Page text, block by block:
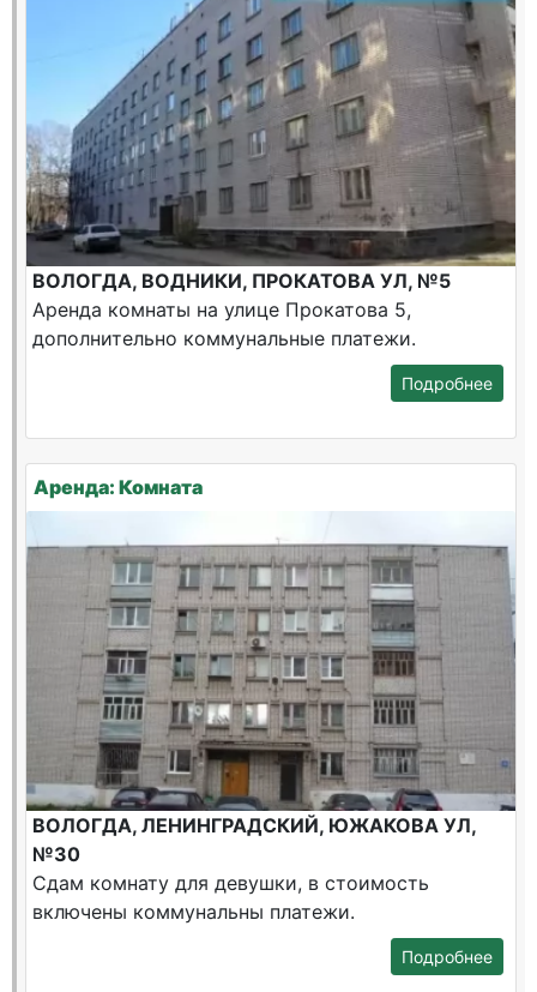
ВОЛОГДА, ВОДНИКИ, ПРОКАТОВА УЛ, №5
Аренда комнаты на улице Прокатова 5,
дополнительно коммунальные платежи.
Подробнее
Аренда: Комната
ВОЛОГДА, ЛЕНИНГРАДСКИЙ, ЮЖАКОВА УЛ,
№30
Сдам комнату для девушки, в стоимость
включены коммунальны платежи.
Подробнее